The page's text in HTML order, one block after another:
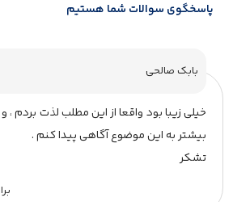
پاسخگوی سوالات شما هستیم
بابک صالحی
خیلی زیبا بود واقعا از این مطلب لذت بردم
بیشتر به این موضوع آگاهی پیدا کنم .
تشکر